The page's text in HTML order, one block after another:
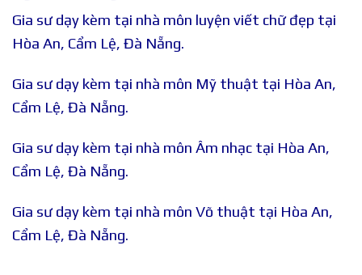
Gia sư dạy kèm tại nhà môn luyện viết chữ đẹp tại
Hòa An, Cẩm Lệ, Đà Nẵng.
Gia sư dạy kèm tại nhà môn Mỹ thuật tại Hòa An,
Cẩm Lệ, Đà Nẵng.
Gia sư dạy kèm tại nhà môn Âm nhạc tại Hòa An,
Cẩm Lệ, Đà Nẵng.
Gia sư dạy kèm tại nhà môn Võ thuật tại Hòa An,
Cẩm Lệ, Đà Nẵng.